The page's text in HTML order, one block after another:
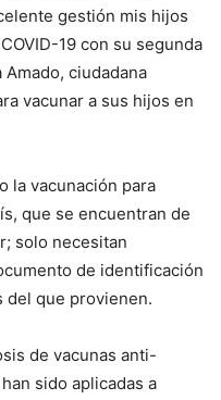
gestión mis hijos
19 con su segunda
ciudadana
vacunar a sus hijos en
la vacunación para
que se encuentran de
solo necesitan
de identificación
del que provienen.
de vacunas anti-
sido aplicadas a